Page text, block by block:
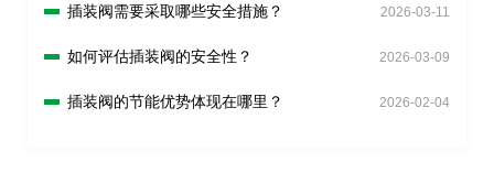
插装阀需要采取哪些安全措施？ 2026-03-11
如何评估插装阀的安全性？ 2026-03-09
插装阀的节能优势体现在哪里？ 2026-02-04